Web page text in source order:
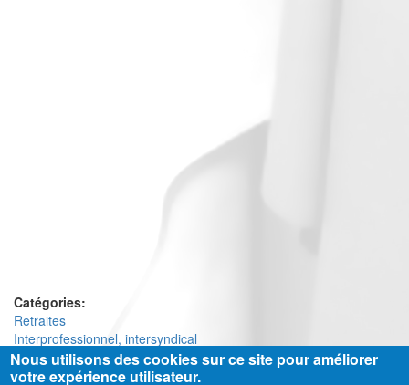
Catégories:
Retraites
Interprofessionnel, intersyndical
Nous utilisons des cookies sur ce site pour améliorer
votre expérience utilisateur.